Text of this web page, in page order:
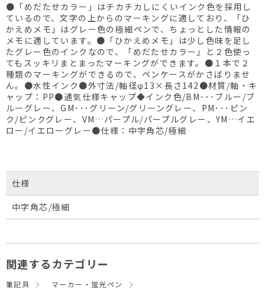
●「めだたせカラー」はチカチカしにくいインク色を採用し
ているので、文字の上からのマーキングに適しており、「ひ
かえめメモ」はグレー色の極細ペンで、ちょっとした情報の
メモに適しています。●「ひかえめメモ」は少し色味を足し
たグレー色のインクなので、「めだたせカラー」と２色使っ
てもスッキリまとまったマーキングができます。●１本で２
種類のマーキングができるので、ペンケースがかさばりませ
ん。●水性インク●外寸法/軸径φ13×長さ142●材質/軸・キ
ャップ：PP●通気仕様キャップ◆インク色/BM･･･ブルー/ブ
ルーグレー、GM･･･グリーン/グリーングレー、PM･･･ピン
ク/ピンクグレー、VM…パープル/パープルグレー、YM…イエ
ロー/イエローグレー●仕様：中字角芯/極細
仕様
中字角芯/極細
関連するカテゴリー
筆記具 マーカー・蛍光ペン